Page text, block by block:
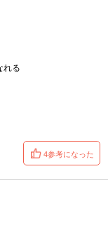
れる
4参考になった